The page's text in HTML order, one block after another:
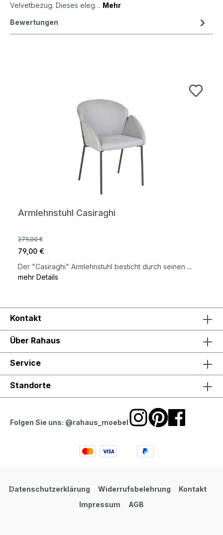
Velvetbezug. Dieses eleg… Mehr
Bewertungen
Armlehnstuhl Casiraghi
279,00 €
79,00 €
Der "Casiraghi" Armlehnstuhl besticht durch seinen ...
mehr Details
Kontakt
Über Rahaus
Service
Standorte
Folgen Sie uns: @rahaus_moebel
Datenschutzerklärung Widerrufsbelehrung
Kontakt
Impressum
AGB